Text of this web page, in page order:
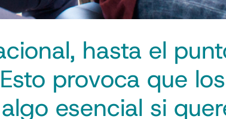
hasta el
provoca que
esencial si